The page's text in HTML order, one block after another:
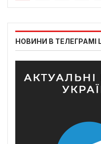
НОВИНИ В ТЕЛЕГРАМІ